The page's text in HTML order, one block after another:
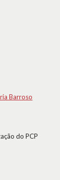
Barroso
do PCP